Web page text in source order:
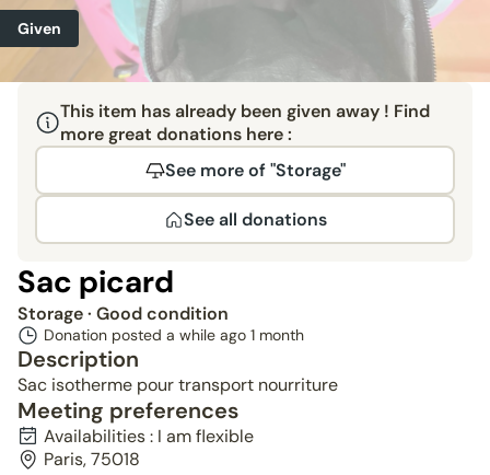
Given
This item has already been given away ! Find
more great donations here :
See more of "Storage"
See all donations
Sac picard
Storage· Good condition
Donation posted a while ago 1 month
Description
Sac isotherme pour transport nourriture
Meeting preferences
Availabilities : I am flexible
Paris, 75018